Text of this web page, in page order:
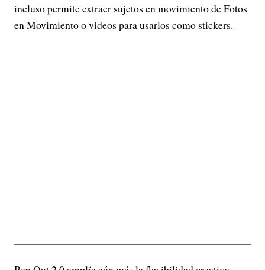
incluso permite extraer sujetos en movimiento de Fotos
en Movimiento o videos para usarlos como stickers.